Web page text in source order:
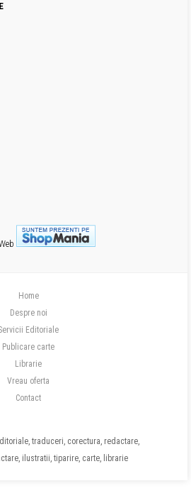
Home
Despre noi
Editoriale
Publicare carte
Librarie
Vreau oferta
Contact
traduceri, corectura, redactare,
ilustratii, tiparire, carte, librarie